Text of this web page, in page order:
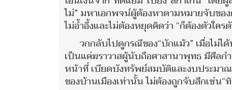
ไม่” มหาเอกพจน์ผู้ต้องหาตามหมายจับข
ไม่อ้ำอึ้งและไม่ต้องหยุดคิดว่า “ก็ต้องตัวใคร
วกกลับไปดูกรณีของ“บักแม้ว” เมื่อไม่
เป็นแค่ฆราวาสผู้นับถือศาสานาพุทธ มีศีล
หน้าที่ เบียดบังทรัพย์สมบัติและงบประมา
ของบ้านเมืองเท่านั้น ไม่ต้องถูกจับสึกเช่น“